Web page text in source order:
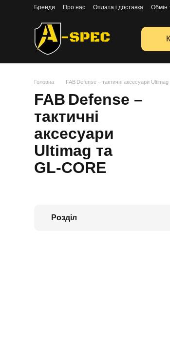
Перейти к основному контенту
Бренди Про нас Оплата і доставка Обмін
Головна FAB Defense – тактичні аксесуари
FAB Defense –
тактичні
аксесуари
Ultimag та
GL‑CORE
Розділ